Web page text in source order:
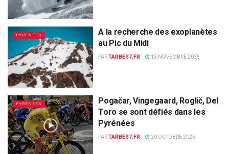
PYRÉNÉES
A la recherche des exoplanètes
au Pic du Midi
PARTARBES7.FR 13 NOVEMBRE 2025
PYRÉNÉES
Pogačar, Vingegaard, Roglič, Del
Toro se sont défiés dans les
Pyrénées
PARTARBES7.FR 20 OCTOBRE 2025